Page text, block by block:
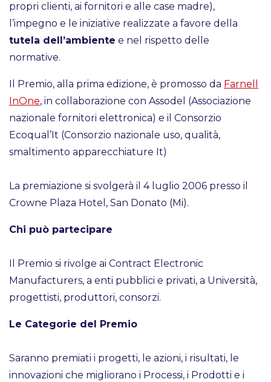
propri clienti, ai fornitori e alle case madre),
l’impegno e le iniziative realizzate a favore della
tutela dell’ambiente e nel rispetto delle
normative.
Il Premio, alla prima edizione, è promosso da Farnell
InOne, in collaborazione con Assodel (Associazione
nazionale fornitori elettronica) e il Consorzio
Ecoqual’It (Consorzio nazionale uso, qualità,
smaltimento apparecchiature It)
La premiazione si svolgerà il 4 luglio 2006 presso il
Crowne Plaza Hotel, San Donato (Mi).
Chi può partecipare
Il Premio si rivolge ai Contract Electronic
Manufacturers, a enti pubblici e privati, a Università,
progettisti, produttori, consorzi.
Le Categorie del Premio
Saranno premiati i progetti, le azioni, i risultati, le
innovazioni che migliorano i Processi, i Prodotti e i